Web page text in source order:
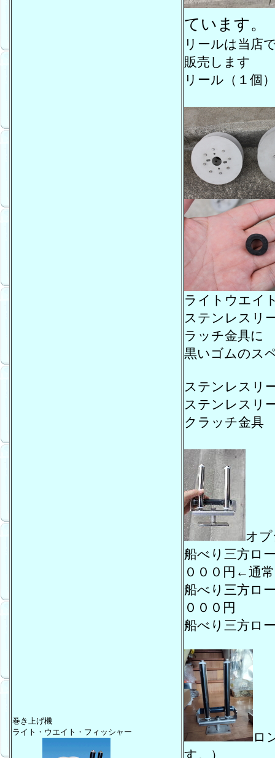
巻き上げ機
ライト・ウエイト・フィッシャー
ています。
リールは当店
販売します
リール（１
ライトウエイ
ステンレスリ
ラッチ金具に
黒いゴムのス
ステンレスリ
ステンレスリ
クラッチ金
オ
船べり三方ロ
０００円←通
船べり三方ロ
０００円
船べり三方ロ
ロ
す。）